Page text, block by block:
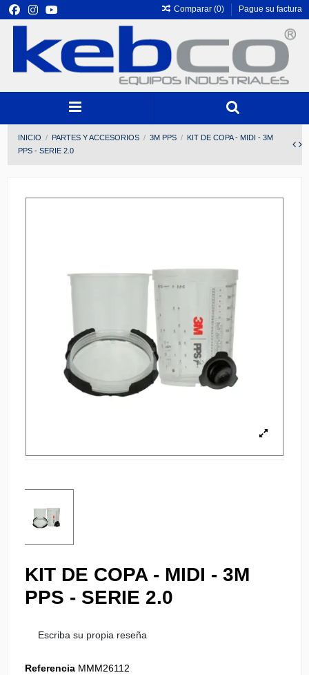
Comparar (0) Pague su factura
INICIO PARTES Y ACCESORIOS 3M PPS
KIT DE COPA - MIDI - 3M
PPS - SERIE 2.0
KIT DE COPA - MIDI - 3M
PPS - SERIE 2.0
Escriba su propia reseña
Referencia MMM26112